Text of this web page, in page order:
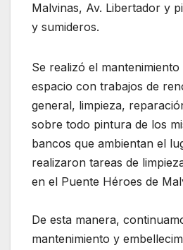
Malvinas, Av. Libertador y
y sumideros.
Se realizó el
espacio con trabajos de
general, limpieza,
sobre todo pintura de los
bancos que ambientan el
realizaron tareas de
en el Puente Héroes de
De esta manera,
mantenimiento y